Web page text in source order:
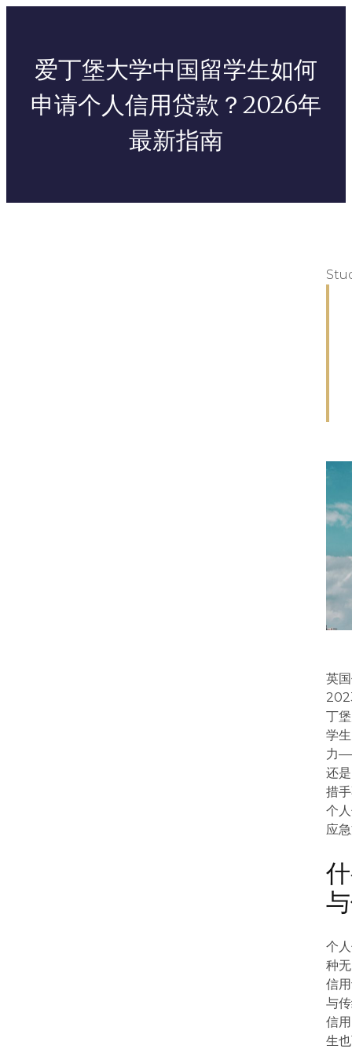
爱丁堡大学中国留学生如何
申请个人信用贷款？2026年
最新指南
英
丁
学
力
还
措
个
应
个
种
信
与
信
生